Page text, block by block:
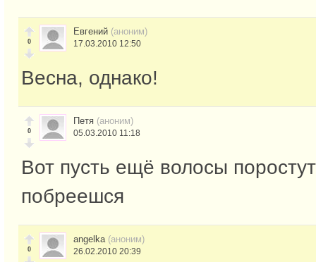
0
Евгений (аноним)
17.03.2010 12:50
Весна, однако!
0
Петя (аноним)
05.03.2010 11:18
Вот пусть ещё волосы
побреешся
0
angelka (аноним)
26.02.2010 20:39